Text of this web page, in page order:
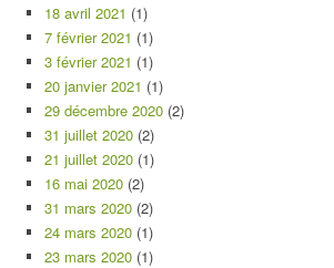
18 avril 2021 (1)
7 février 2021 (1)
3 février 2021 (1)
20 janvier 2021 (1)
29 décembre 2020 (2)
31 juillet 2020 (2)
21 juillet 2020 (1)
16 mai 2020 (2)
31 mars 2020 (2)
24 mars 2020 (1)
23 mars 2020 (1)